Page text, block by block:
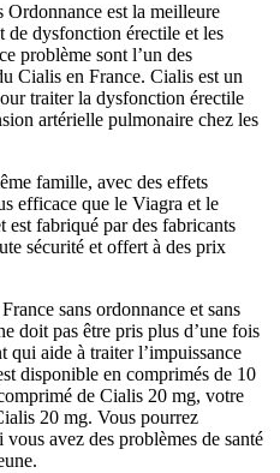
Ordonnance est la meilleure
de dysfonction érectile et les
problème sont l’un des
Cialis en France. Cialis est un
traiter la dysfonction érectile
artérielle pulmonaire chez les
famille, avec des effets
efficace que le Viagra et le
fabriqué par des fabricants
sécurité et offert à des prix
sans ordonnance et sans
doit pas être pris plus d’une fois
qui aide à traiter l’impuissance
disponible en comprimés de 10
de Cialis 20 mg, votre
20 mg. Vous pourrez
avez des problèmes de santé